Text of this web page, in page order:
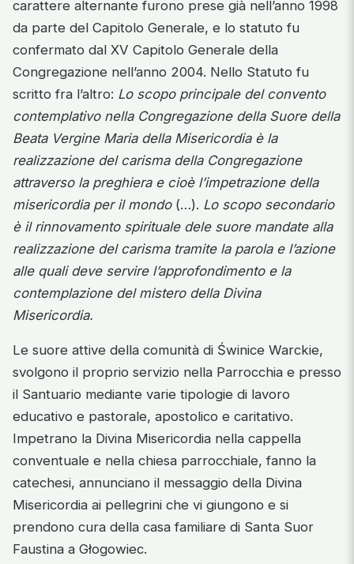
carattere alternante furono prese già nell’anno 1998
da parte del Capitolo Generale, e lo statuto fu
confermato dal XV Capitolo Generale della
Congregazione nell’anno 2004. Nello Statuto fu
scritto fra l’altro: Lo scopo principale del convento
contemplativo nella Congregazione della Suore della
Beata Vergine Maria della Misericordia è la
realizzazione del carisma della Congregazione
attraverso la preghiera e cioè l’impetrazione della
misericordia per il mondo (…). Lo scopo secondario
è il rinnovamento spirituale dele suore mandate alla
realizzazione del carisma tramite la parola e l’azione
alle quali deve servire l’approfondimento e la
contemplazione del mistero della Divina
Misericordia.
Le suore attive della comunità di Świnice Warckie,
svolgono il proprio servizio nella Parrocchia e presso
il Santuario mediante varie tipologie di lavoro
educativo e pastorale, apostolico e caritativo.
Impetrano la Divina Misericordia nella cappella
conventuale e nella chiesa parrocchiale, fanno la
catechesi, annunciano il messaggio della Divina
Misericordia ai pellegrini che vi giungono e si
prendono cura della casa familiare di Santa Suor
Faustina a Głogowiec.